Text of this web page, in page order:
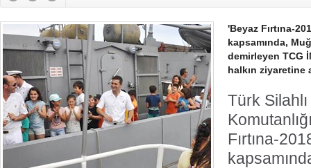
'Beyaz Fırtına-
kapsamında,
demirleyen TCG
halkın ziyaretine
Türk
Fırtına-